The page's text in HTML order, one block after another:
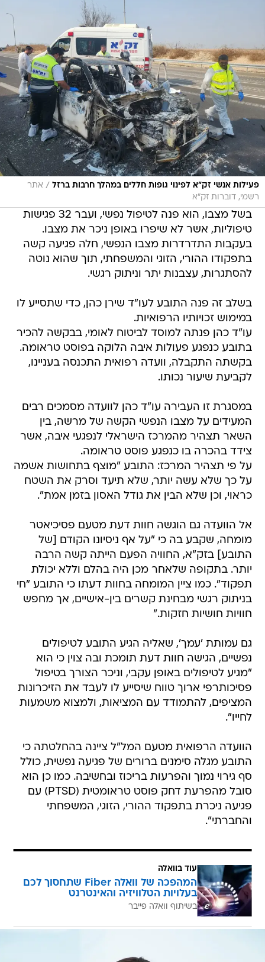
פעילות אנשי זק"א לפינוי גופות חללים במהלך חרבות ברזל / אתר
רשמי, דוברות זק"א
בשל מצבו, הוא פנה לטיפול נפשי, ועבר 32 פגישות
טיפוליות, אשר לא שיפרו באופן ניכר את מצבו.
בעקבות התדרדרות מצבו הנפשי, חלה פגיעה קשה
בתפקודו ההורי, הזוגי והמשפחתי, תוך שהוא נוטה
להסתגרות, עצבנות יתר וניתוק רגשי.
בשלב זה פנה התובע לעו"ד שירן כהן, כדי שתסייע לו
במימוש זכויותיו הרפואיות.
עו"ד כהן פנתה למוסד לביטוח לאומי, בבקשה להכיר
בתובע כנפגע פעולות איבה הלוקה בפוסט טראומה.
בקשתה התקבלה, וועדה רפואית התכנסה בעניינו,
לקביעת שיעור נכותו.
במסגרת זו העבירה עו"ד כהן לוועדה מסמכים רבים
המעידים על מצבו הנפשי הקשה של מרשה, בין
השאר תצהיר מהמרכז הישראלי לנפגעי איבה, אשר
צידד בהכרה בו כנפגע פוסט טראומה.
על פי תצהיר המרכז: התובע "מוצף בתחושות אשמה
על כך שלא עשה יותר, שלא תיעד וסרק את השטח
כראוי, וכן שלא הבין את גודל האסון בזמן אמת".
אל הוועדה גם הוגשה חוות דעת מטעם פסיכיאטר
מומחה, שקבע בה כי "על אף ניסיונו הקודם [של
התובע] בזק"א, החוויה הפעם הייתה קשה הרבה
יותר. בתקופה שלאחר מכן היה בהלם וללא יכולת
תפקוד". כמו ציין המומחה בחוות דעתו כי התובע "חי
בניתוק רגשי מבחינת קשרים בין-אישיים, אך מחפש
חוויות חושיות חזקות."
גם עמותת 'עמך', שאליה הגיע התובע לטיפולים
נפשיים, הגישה חוות דעת תומכת ובה צוין כי הוא
"מגיע לטיפולים באופן עקבי, וניכר הצורך בטיפול
פסיכותרפי ארוך טווח שיסייע לו לעבד את הזיכרונות
המציפים, להתמודד עם המציאות, ולמצוא משמעות
לחייו".
הוועדה הרפואית מטעם המל"ל ציינה בהחלטתה כי
התובע מגלה סימנים ברורים של פגיעה נפשית, כולל
סף גירוי נמוך והפרעות בריכוז ובחשיבה. כמו כן הוא
סובל מהפרעת דחק פוסט טראומטית (PTSD) עם
פגיעה ניכרת בתפקוד ההורי, הזוגי, המשפחתי
והחברתי".
עוד בוואלה
המהפכה של וואלה Fiber שתחסוך לכם
בעלויות הטלוויזיה והאינטרנט
בשיתוף וואלה פייבר